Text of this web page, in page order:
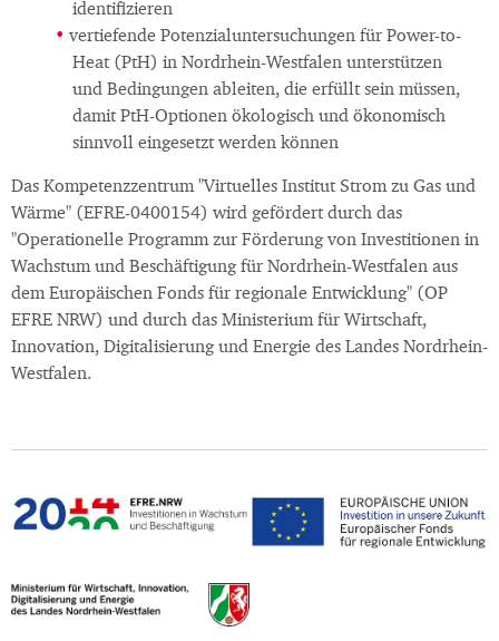
identifizieren
vertiefende Potenzialuntersuchungen für Power-to-
Heat (PtH) in Nordrhein-Westfalen unterstützen
und Bedingungen ableiten, die erfüllt sein müssen,
damit PtH-Optionen ökologisch und ökonomisch
sinnvoll eingesetzt werden können
Das Kompetenzzentrum "Virtuelles Institut Strom zu Gas und
Wärme" (EFRE-0400154) wird gefördert durch das
"Operationelle Programm zur Förderung von Investitionen in
Wachstum und Beschäftigung für Nordrhein-Westfalen aus
dem Europäischen Fonds für regionale Entwicklung" (OP
EFRE NRW) und durch das Ministerium für Wirtschaft,
Innovation, Digitalisierung und Energie des Landes Nordrhein-
Westfalen.